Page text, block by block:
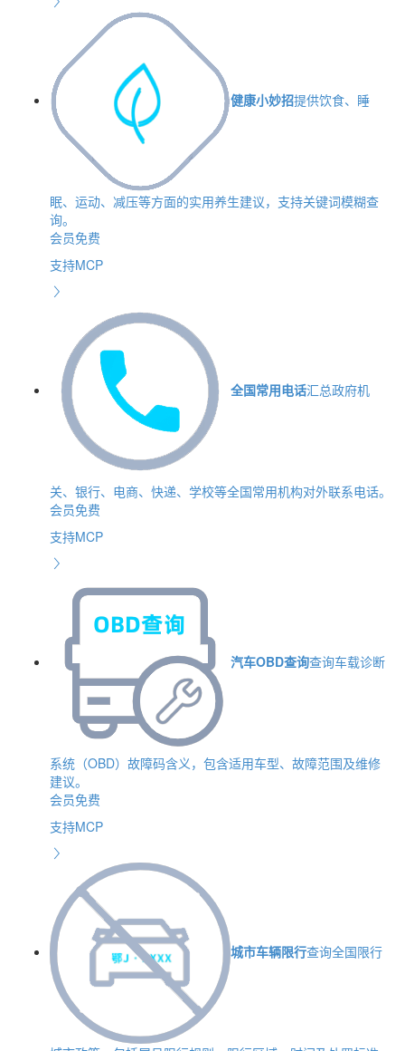
健康小妙招提供饮食、睡
眠、运动、减压等方面的实用养生建议，支持关键词模糊查
询。
会员免费
支持MCP
全国常用电话汇总政府机
关、银行、电商、快递、学校等全国常用机构对外联系电话。
会员免费
支持MCP
汽车OBD查询查询车载诊断
系统（OBD）故障码含义，包含适用车型、故障范围及维修
建议。
会员免费
支持MCP
城市车辆限行查询全国限行